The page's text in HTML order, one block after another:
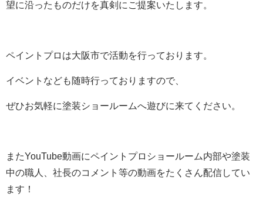
望に沿ったものだけを真剣にご提案いたします。
ペイントプロは大阪市で活動を行っております。
イベントなども随時行っておりますので、
ぜひお気軽に塗装ショールームへ遊びに来てください。
またYouTube動画にペイントプロショールーム内部や塗装
中の職人、社長のコメント等の動画をたくさん配信してい
ます！